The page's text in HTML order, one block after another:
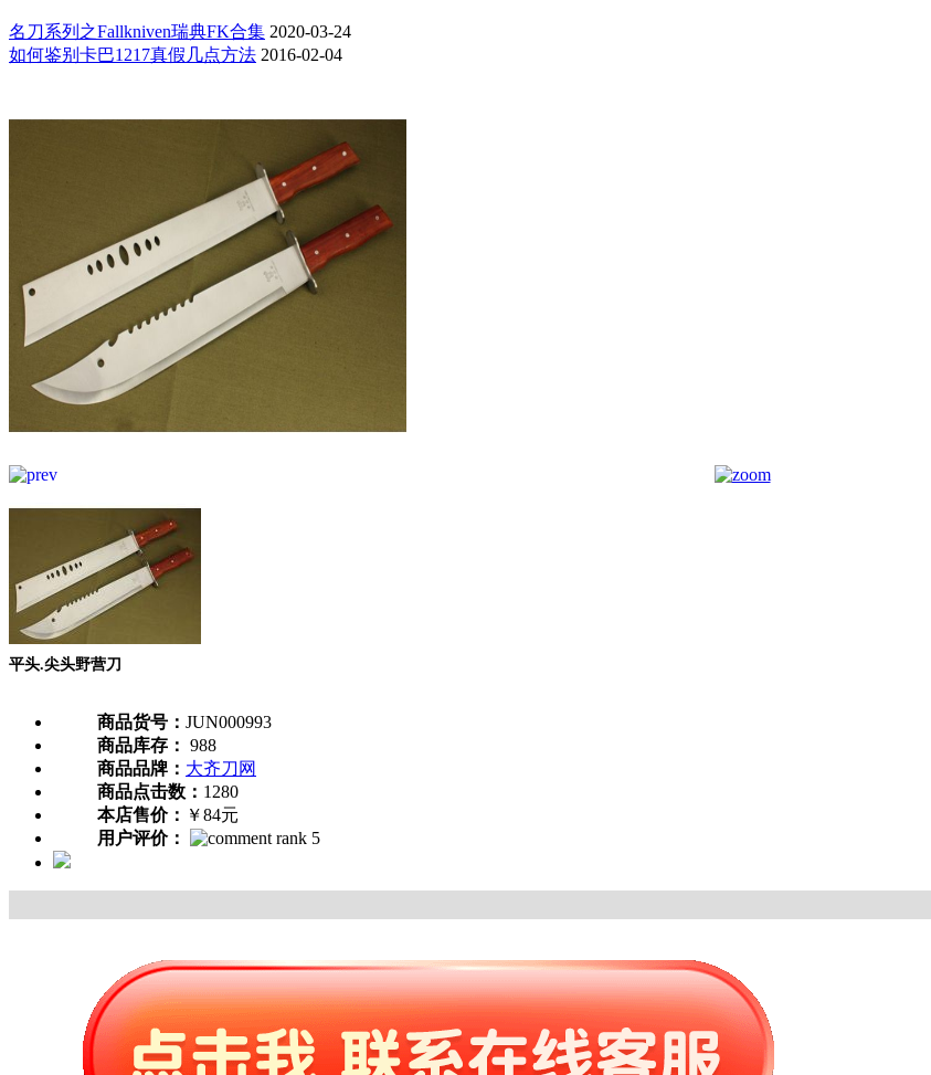
名刀系列之Fallkniven瑞典FK合集 2020-03-24
如何鉴别卡巴1217真假几点方法 2016-02-04
平头.尖头野营刀
商品货号： JUN000993
商品库存： 988
商品品牌： 大齐刀网
商品点击数： 1280
本店售价： ￥84元
用户评价：